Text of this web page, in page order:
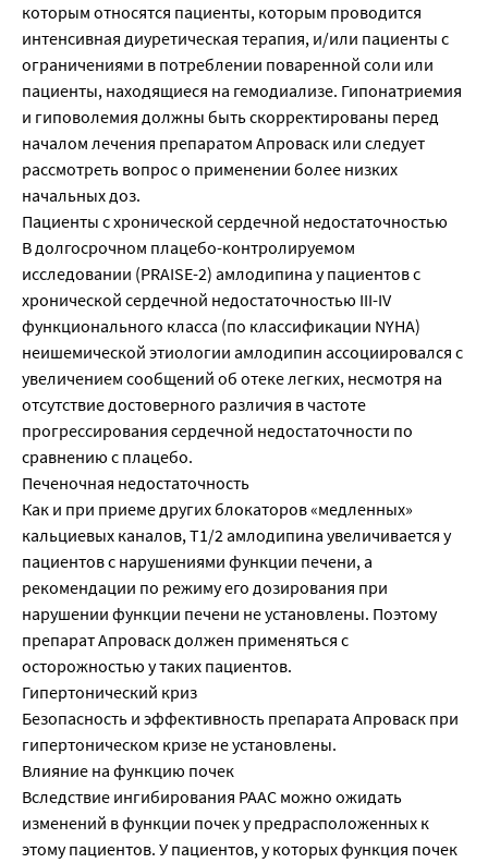
которым относятся пациенты, которым проводится
интенсивная диуретическая терапия, и/или пациенты с
ограничениями в потреблении поваренной соли или
пациенты, находящиеся на гемодиализе. Гипонатриемия
и гиповолемия должны быть скорректированы перед
началом лечения препаратом Апроваск или следует
рассмотреть вопрос о применении более низких
начальных доз.
Пациенты с хронической сердечной недостаточностью
В долгосрочном плацебо-контролируемом
исследовании (PRAISE-2) амлодипина у пациентов с
хронической сердечной недостаточностью III-IV
функционального класса (по классификации NYHA)
неишемической этиологии амлодипин ассоциировался с
увеличением сообщений об отеке легких, несмотря на
отсутствие достоверного различия в частоте
прогрессирования сердечной недостаточности по
сравнению с плацебо.
Печеночная недостаточность
Как и при приеме других блокаторов «медленных»
кальциевых каналов, T1/2 амлодипина увеличивается у
пациентов с нарушениями функции печени, а
рекомендации по режиму его дозирования при
нарушении функции печени не установлены. Поэтому
препарат Апроваск должен применяться с
осторожностью у таких пациентов.
Гипертонический криз
Безопасность и эффективность препарата Апроваск при
гипертоническом кризе не установлены.
Влияние на функцию почек
Вследствие ингибирования РААС можно ожидать
изменений в функции почек у предрасположенных к
этому пациентов. У пациентов, у которых функция почек